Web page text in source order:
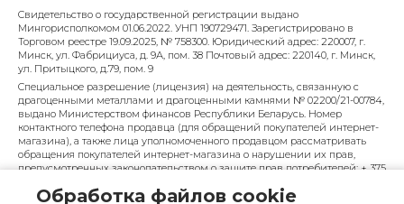
Свидетельство о государственной регистрации выдано
Мингорисполкомом 01.06.2022. УНП 190729471. Зарегистрировано в
Торговом реестре 19.09.2025, № 758300. Юридический адрес: 220007, г.
Минск, ул. Фабрициуса, д. 9А, пом. 38 Почтовый адрес: 220140, г. Минск,
ул. Притыцкого, д.79, пом. 9
Специальное разрешение (лицензия) на деятельность, связанную с
драгоценными металлами и драгоценными камнями № 02200/21-00784,
выдано Министерством финансов Республики Беларусь. Номер
контактного телефона продавца (для обращений покупателей интернет-
магазина), а также лица уполномоченного продавцом рассматривать
обращения покупателей интернет-магазина о нарушении их прав,
предусмотренных законодательством о защите прав потребителей: + 375
управления по работе с обращениями граждан и юридических лиц
Обработка файлов cookie